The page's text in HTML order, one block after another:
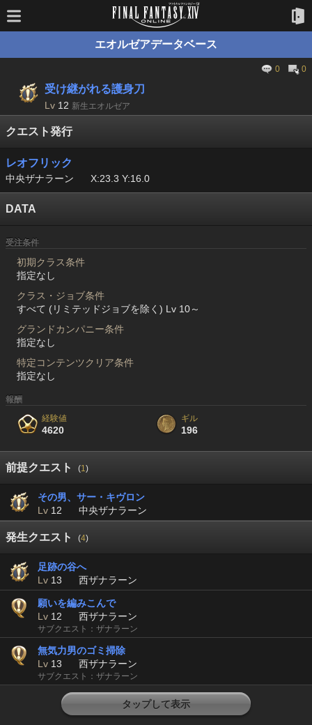
エオルゼアデータベース
0 0
受け継がれる護身刀
Lv 12 新生エオルゼア
クエスト発行
レオフリック
中央ザナラーン X:23.3 Y:16.0
DATA
受注条件
初期クラス条件
指定なし
クラス・ジョブ条件
すべて (リミテッドジョブを除く) Lv 10～
グランドカンパニー条件
指定なし
特定コンテンツクリア条件
指定なし
報酬
経験値
4620
ギル
196
前提クエスト (1)
その男、サー・キヴロン
Lv 12 中央ザナラーン
発生クエスト (4)
足跡の谷へ
Lv 13 西ザナラーン
願いを編みこんで
Lv 12 西ザナラーン
サブクエスト：ザナラーン
無気力男のゴミ掃除
Lv 13 西ザナラーン
サブクエスト：ザナラーン
タップして表示